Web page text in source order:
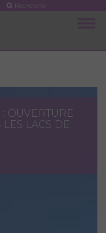
Rechercher
OUVERTURE
LACS DE